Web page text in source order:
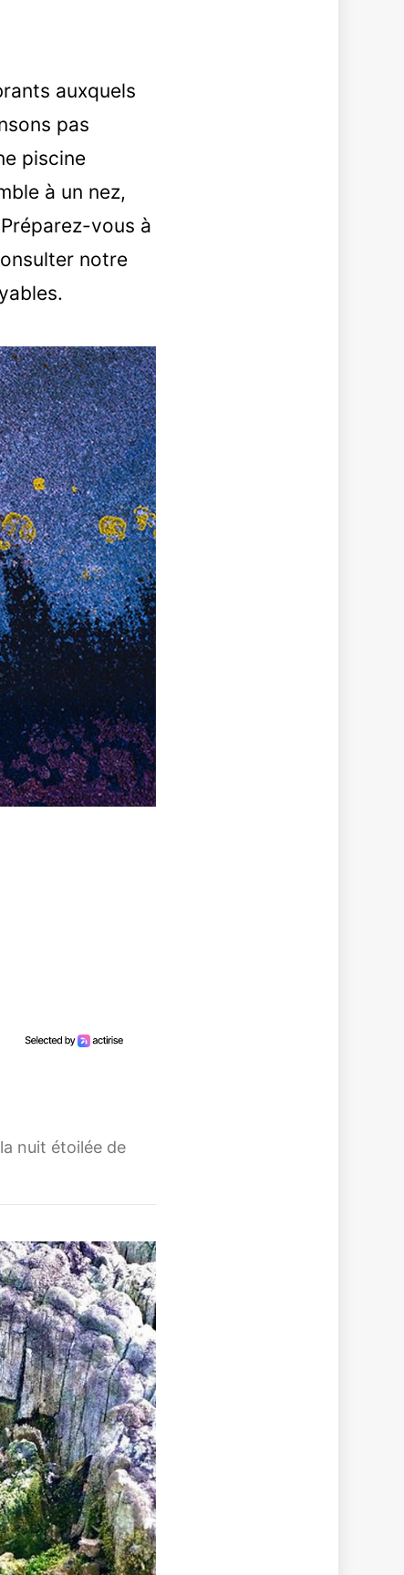
auxquels
pas
piscine
à un nez,
vous à
notre
nuit étoilée de